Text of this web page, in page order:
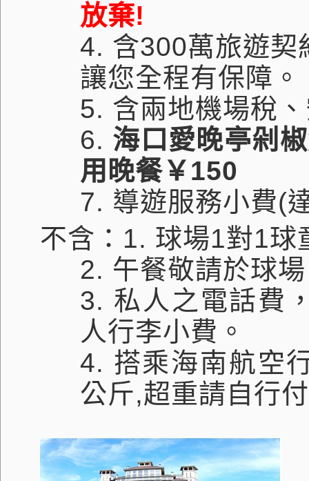
放棄!
4. 含300萬旅遊契
讓您全程有保障。
5. 含兩地機場稅
6. 海口愛晚亭剁
用晚餐￥150
7. 導遊服務小費(
不含： 1. 球場1對1球
2. 午餐敬請於球
3. 私人之電話費
人行李小費。
4. 搭乘海南航空
公斤,超重請自行